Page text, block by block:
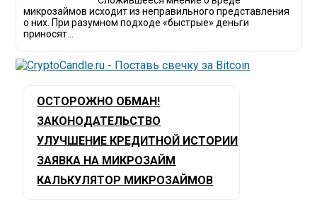
микрозаймов исходит из неправильного представления
о них. При разумном подходе «быстрые» деньги
приносят...
ОСТОРОЖНО ОБМАН!
ЗАКОНОДАТЕЛЬСТВО
УЛУЧШЕНИЕ КРЕДИТНОЙ ИСТОРИИ
ЗАЯВКА НА МИКРОЗАЙМ
КАЛЬКУЛЯТОР МИКРОЗАЙМОВ